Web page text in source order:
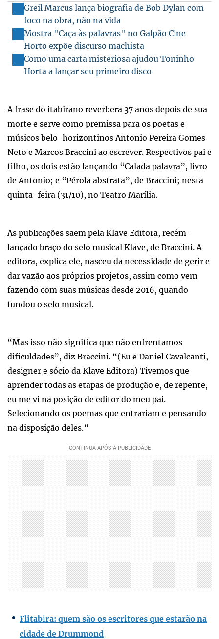
Greil Marcus lança biografia de Bob Dylan com
foco na obra, não na vida
Mostra "Caça às palavras" no Galpão Cine
Horto expõe discurso machista
Como uma carta misteriosa ajudou Toninho
Horta a lançar seu primeiro disco
A frase do itabirano reverbera 37 anos depois de sua
morte e serve como premissa para os poetas e
músicos belo-horizontinos Antonio Pereira Gomes
Neto e Marcos Braccini ao escrever. Respectivos pai e
filho, os dois estão lançando “Calada palavra”, livro
de Antonio; e “Pérola abstrata”, de Braccini; nesta
quinta-feira (31/10), no Teatro Marília.
As publicações saem pela Klave Editora, recém-
lançado braço do selo musical Klave, de Braccini. A
editora, explica ele, nasceu da necessidade de gerir e
dar vazão aos próprios projetos, assim como vem
fazendo com suas músicas desde 2016, quando
fundou o selo musical.
“Mas isso não significa que não enfrentamos
dificuldades”, diz Braccini. “(Eu e Daniel Cavalcanti,
designer e sócio da Klave Editora) Tivemos que
aprender todas as etapas de produção e, de repente,
eu me vi na posição de editor do meu pai.
Selecionando os poemas que entrariam e pensando
na disposição deles.”
Flitabira: quem são os escritores que estarão na
cidade de Drummond